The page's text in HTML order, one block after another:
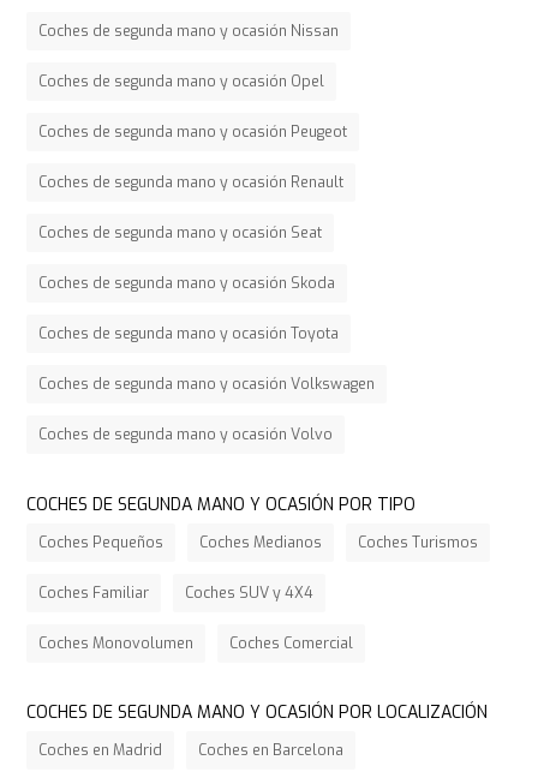
Coches de segunda mano y ocasión Nissan
Coches de segunda mano y ocasión Opel
Coches de segunda mano y ocasión Peugeot
Coches de segunda mano y ocasión Renault
Coches de segunda mano y ocasión Seat
Coches de segunda mano y ocasión Skoda
Coches de segunda mano y ocasión Toyota
Coches de segunda mano y ocasión Volkswagen
Coches de segunda mano y ocasión Volvo
COCHES DE SEGUNDA MANO Y OCASIÓN POR TIPO
Coches Pequeños Coches Medianos Coches Turismos
Coches Familiar Coches SUV y 4X4
Coches Monovolumen Coches Comercial
COCHES DE SEGUNDA MANO Y OCASIÓN POR LOCALIZACIÓN
Coches en Madrid Coches en Barcelona